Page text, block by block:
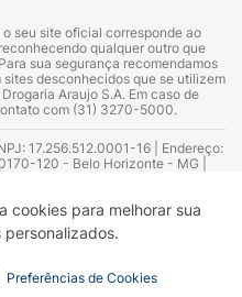
cookies para melhorar sua
Preferências de Cookies
seu site oficial corresponde ao
qualquer outro que
sua segurança recomendamos
desconhecidos que se utilizem
Araujo S.A. Em caso de
com (31) 3270-5000.
17.256.512.0001-16 | Endereço:
120 - Belo Horizonte - MG |
Silva Alvarenga – CRF 52.584 -
- CRF Nº 13.748. Alvará
Funcionamento da Empresa (AFE):